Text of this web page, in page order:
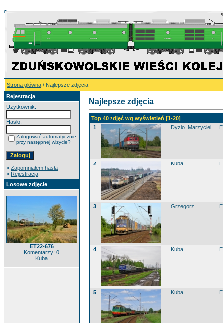
Strona główna / Najlepsze zdjęcia
Rejestracja
Użytkownik:
Hasło:
Zalogować automatycznie
przy następnej wizycie?
» Zapomniałem hasła
» Rejestracja
Losowe zdjęcie
ET22-676
Komentarzy: 0
Kuba
Najlepsze zdjęcia
Top 40 zdjęć wg wyświetleń [1-20]
1
Dyzio_Marzyciel
2 Kuba
3 Grzegorz
4 Kuba
5 Kuba